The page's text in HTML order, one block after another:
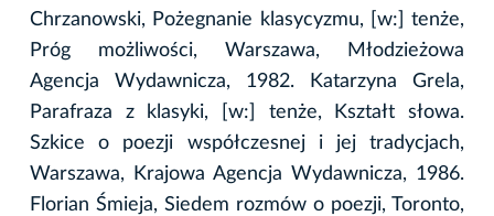
Chrzanowski, Pożegnanie klasycyzmu, [w:] tenże,
Próg możliwości, Warszawa, Młodzieżowa
Agencja Wydawnicza, 1982. Katarzyna Grela,
Parafraza z klasyki, [w:] tenże, Kształt słowa.
Szkice o poezji współczesnej i jej tradycjach,
Warszawa, Krajowa Agencja Wydawnicza, 1986.
Florian Śmieja, Siedem rozmów o poezji, Toronto,